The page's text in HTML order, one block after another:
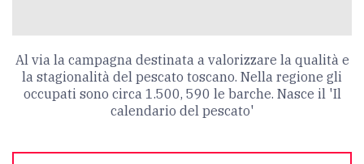
Al via la campagna destinata a valorizzare la qualità e
la stagionalità del pescato toscano. Nella regione gli
occupati sono circa 1.500, 590 le barche. Nasce il 'Il
calendario del pescato'